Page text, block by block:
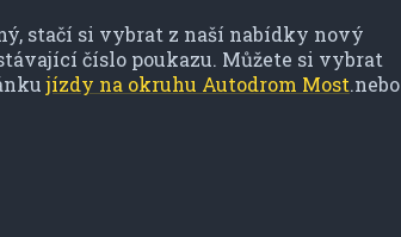
stačí si vybrat z naší nabídky nový
číslo poukazu. Můžete si vybrat
jízdy na okruhu Autodrom Most.nebo